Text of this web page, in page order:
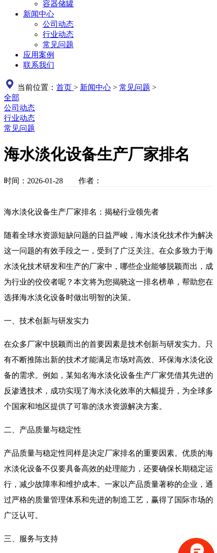
容器储罐
新闻中心
公司动态
行业动态
常见问题
应用案例
联系我们
当前位置： 首页 > 新闻中心 > 常见问题 >
全部
公司动态
行业动态
常见问题
海水淡化设备生产厂家排名
时间：2026-01-28 作者：
海水淡化设备生产厂家排名：揭秘行业领先者
随着全球水资源短缺问题的日益严峻，海水淡化技术作为解决
这一问题的有效手段之一，受到了广泛关注。在众多致力于海
水淡化技术研发和生产的厂家中，哪些企业能够脱颖而出，成
为行业的佼佼者呢？本文将为您揭晓这一排名榜单，帮助您在
选择海水淡化设备时做出明智的决策。
一、技术创新与研发实力
在众多厂家中脱颖而出的首要因素是技术创新与研发实力。只
有不断推陈出新的技术才能满足市场对高效、环保海水淡化设
备的需求。例如，某知名海水淡化设备生产厂家凭借其先进的
反渗透技术，成功实现了海水淡化效率的大幅提升，为全球多
个国家和地区提供了可靠的淡水资源解决方案。
二、产品质量与稳定性
产品质量与稳定性同样是决定厂家排名的重要因素。优质的海
水淡化设备不仅要具备高效的处理能力，还要确保长期稳定运
行，减少故障率和维护成本。一家以产品质量著称的企业，通
过严格的质量管理体系和先进的制造工艺，赢得了国际市场的
广泛认可。
三、服务与支持